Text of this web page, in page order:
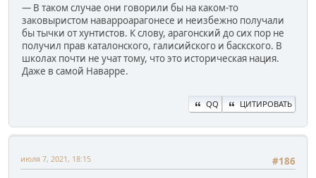
— В таком случае они говорили бы на каком-то
заковыристом наварроарагонесе и неизбежно получали
бы тычки от хунтистов. К слову, арагонский до сих пор не
получил прав каталонского, галисийского и баскского. В
школах почти не учат тому, что это историческая нация.
Даже в самой Наварре.
QQ ЦИТИРОВАТЬ
#186
июля 7, 2021, 18:15